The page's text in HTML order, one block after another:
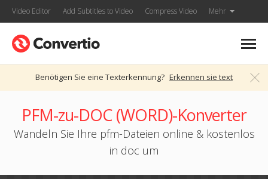
Video Editor Add Subtitles to Video Compress Video Mehr
Benötigen Sie eine Texterkennung? Erkennen sie text
PFM-zu-DOC (WORD)-Konverter
Wandeln Sie Ihre pfm-Dateien online & kostenlos
in doc um